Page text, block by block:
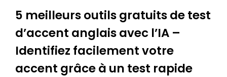
5 meilleurs outils gratuits de test
d’accent anglais avec l’IA –
Identifiez facilement votre
accent grâce à un test rapide